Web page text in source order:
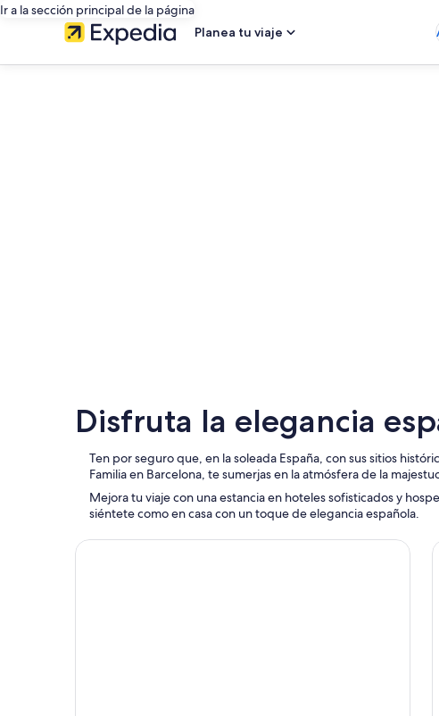
Ir a la sección principal de la página
Planea tu viaje
Disfruta la elegancia
Ten por seguro que, en la soleada España, con sus sitios
Familia en Barcelona, te sumerjas en la atmósfera de la
Mejora tu viaje con una estancia en hoteles sofisticados y
siéntete como en casa con un toque de elegancia española.